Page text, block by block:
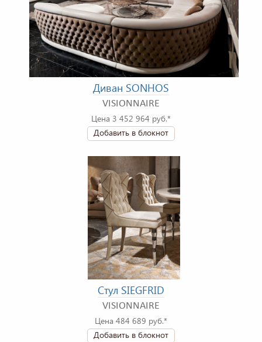
Диван SONHOS
VISIONNAIRE
Цена 3 452 964 руб.*
Добавить в блокнот
Стул SIEGFRID
VISIONNAIRE
Цена 484 689 руб.*
Добавить в блокнот